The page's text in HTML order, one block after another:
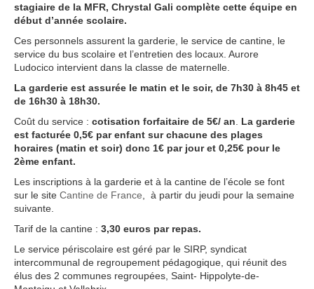
stagiaire de la MFR, Chrystal Gali complète cette équipe en
début d’année scolaire.
Ces personnels assurent la garderie, le service de cantine, le
service du bus scolaire et l’entretien des locaux. Aurore
Ludocico intervient dans la classe de maternelle.
La garderie est assurée le matin et le soir, de 7h30 à 8h45 et
de 16h30 à 18h30.
Coût du service : cotisation forfaitaire de 5€/ an
La garderie
est facturée 0,5€ par enfant sur chacune des plages
horaires (matin et soir) donc 1€ par jour et 0,25€ pour le
2ème enfant.
Les inscriptions à la garderie et à la cantine de l’école se font
sur le site Cantine de France , à partir du jeudi pour la semaine
suivante.
Tarif de la cantine : 3,30 euros par repas.
Le service périscolaire est géré par le SIRP, syndicat
intercommunal de regroupement pédagogique, qui réunit des
élus des 2 communes regroupées, Saint- Hippolyte-de-